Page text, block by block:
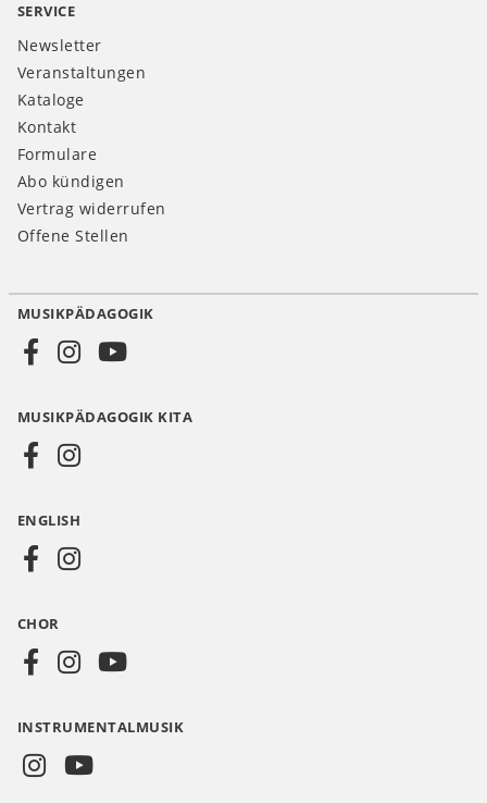
SERVICE
Newsletter
Veranstaltungen
Kataloge
Kontakt
Formulare
Abo kündigen
Vertrag widerrufen
Offene Stellen
Social
Media
DE
MUSIKPÄDAGOGIK
MUSIKPÄDAGOGIK KITA
ENGLISH
CHOR
INSTRUMENTALMUSIK